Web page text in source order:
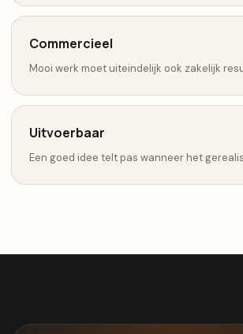
Commercieel
Mooi werk moet uiteindelijk ook zakelijk
Uitvoerbaar
Een goed idee telt pas wanneer het